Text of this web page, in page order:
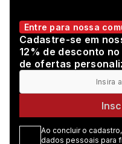
Entre para nossa
Cadastre-se em
12% de desconto
de ofertas
Ao concluir o
dados pessoais para